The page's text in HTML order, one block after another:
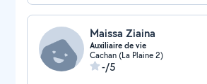
Maissa Ziaina
Auxiliaire de vie
Cachan (La Plaine 2)
-/5